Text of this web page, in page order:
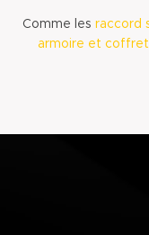
Comme lesraccord
armoire et